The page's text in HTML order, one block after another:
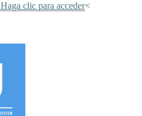
Haga clic para acceder<